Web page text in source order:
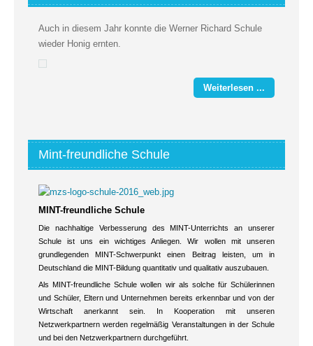
Auch in diesem Jahr konnte die Werner Richard Schule
wieder Honig ernten.
Weiterlesen ...
Mint-freundliche Schule
MINT-freundliche Schule
Die nachhaltige Verbesserung des MINT-Unterrichts an unserer
Schule ist uns ein wichtiges Anliegen. Wir wollen mit unseren
grundlegenden MINT-Schwerpunkt einen Beitrag leisten, um in
Deutschland die MINT-Bildung quantitativ und qualitativ auszubauen.
Als MINT-freundliche Schule wollen wir als solche für Schülerinnen
und Schüler, Eltern und Unternehmen bereits erkennbar und von der
Wirtschaft anerkannt sein. In Kooperation mit unseren
Netzwerkpartnern werden regelmäßig Veranstaltungen in der Schule
und bei den Netzwerkpartnern durchgeführt.